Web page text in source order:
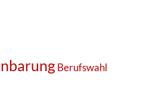
Berufswahl